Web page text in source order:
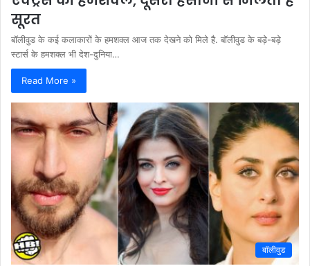
सूरत
बॉलीवुड के कई कलाकारों के हमशक्ल आज तक देखने को मिले है. बॉलीवुड के बड़े-बड़े
स्टार्स के हमशक्ल भी देश-दुनिया…
Read More »
बॉलीवुड